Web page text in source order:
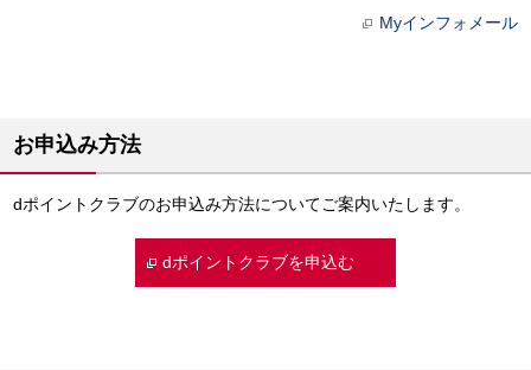
Myインフォメール
お申込み方法
dポイントクラブのお申込み方法についてご案内いたします。
dポイントクラブを申込む